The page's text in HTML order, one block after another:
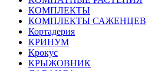
КОМПЛЕКТЫ
КОМПЛЕКТЫ САЖЕНЦЕВ
Кортадерия
КРИНУМ
Крокус
КРЫЖОВНИК